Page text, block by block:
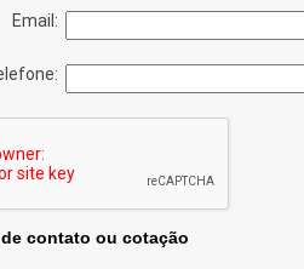
Email:
contato ou cotação